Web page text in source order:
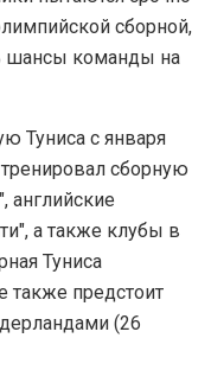
сборной,
шансы команды на
Туниса с января
сборную
английские
а также клубы в
Туниса
также предстоит
(26